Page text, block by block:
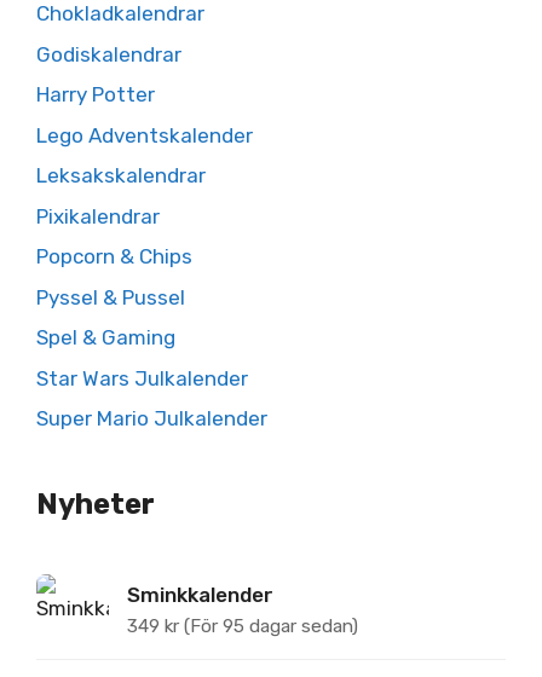
Chokladkalendrar
Godiskalendrar
Harry Potter
Lego Adventskalender
Leksakskalendrar
Pixikalendrar
Popcorn & Chips
Pyssel & Pussel
Spel & Gaming
Star Wars Julkalender
Super Mario Julkalender
Nyheter
Sminkkalender
349 kr (För 95 dagar sedan)